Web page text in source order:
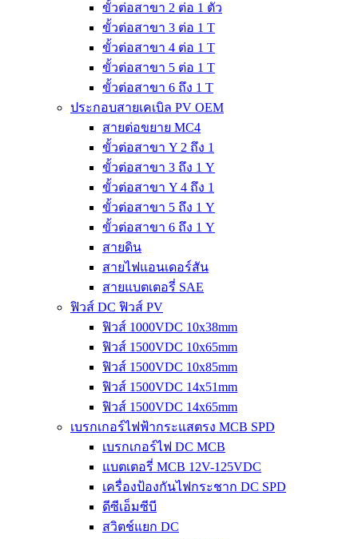
ขั้วต่อสาขา 2 ต่อ 1 ตัว
ขั้วต่อสาขา 3 ต่อ 1 T
ขั้วต่อสาขา 4 ต่อ 1 T
ขั้วต่อสาขา 5 ต่อ 1 T
ขั้วต่อสาขา 6 ถึง 1 T
ประกอบสายเคเบิล PV OEM
สายต่อขยาย MC4
ขั้วต่อสาขา Y 2 ถึง 1
ขั้วต่อสาขา 3 ถึง 1 Y
ขั้วต่อสาขา Y 4 ถึง 1
ขั้วต่อสาขา 5 ถึง 1 Y
ขั้วต่อสาขา 6 ถึง 1 Y
สายดิน
สายไฟแอนเดอร์สัน
สายแบตเตอรี่ SAE
ฟิวส์ DC ฟิวส์ PV
ฟิวส์ 1000VDC 10x38mm
ฟิวส์ 1500VDC 10x65mm
ฟิวส์ 1500VDC 10x85mm
ฟิวส์ 1500VDC 14x51mm
ฟิวส์ 1500VDC 14x65mm
เบรกเกอร์ไฟฟ้ากระแสตรง MCB SPD
เบรกเกอร์ไฟ DC MCB
แบตเตอรี่ MCB 12V-125VDC
เครื่องป้องกันไฟกระชาก DC SPD
ดีซีเอ็มซีบี
สวิตช์แยก DC